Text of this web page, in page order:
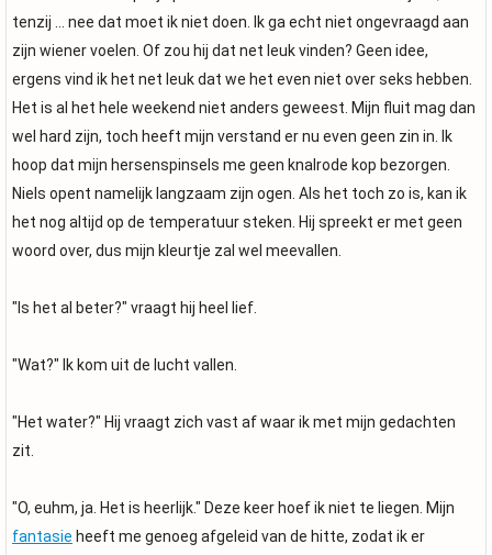
tenzij … nee dat moet ik niet doen. Ik ga echt niet ongevraagd aan
zijn wiener voelen. Of zou hij dat net leuk vinden? Geen idee,
ergens vind ik het net leuk dat we het even niet over seks hebben.
Het is al het hele weekend niet anders geweest. Mijn fluit mag dan
wel hard zijn, toch heeft mijn verstand er nu even geen zin in. Ik
hoop dat mijn hersenspinsels me geen knalrode kop bezorgen.
Niels opent namelijk langzaam zijn ogen. Als het toch zo is, kan ik
het nog altijd op de temperatuur steken. Hij spreekt er met geen
woord over, dus mijn kleurtje zal wel meevallen.
"Is het al beter?" vraagt hij heel lief.
"Wat?" Ik kom uit de lucht vallen.
"Het water?" Hij vraagt zich vast af waar ik met mijn gedachten
zit.
"O, euhm, ja. Het is heerlijk." Deze keer hoef ik niet te liegen. Mijn
fantasie heeft me genoeg afgeleid van de hitte, zodat ik er